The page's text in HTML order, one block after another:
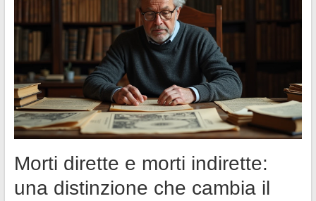
Morti dirette e morti indirette:
una distinzione che cambia il